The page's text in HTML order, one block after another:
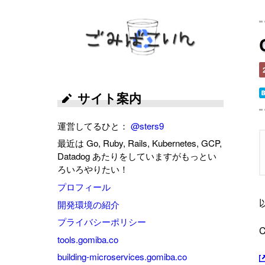
ごみばこいん
サイト案内
運営してるひと：@sters9
最近は Go, Ruby, Rails, Kubernetes, GCP,
Datadog あたりをしていますがもっとい
ろいろやりたい！
プロフィール
開発環境の紹介
プライバシーポリシー
tools.gomiba.co
building-microservices.gomiba.co